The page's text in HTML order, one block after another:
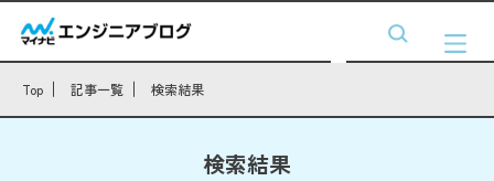
Top 記事一覧 検索結果
検索結果